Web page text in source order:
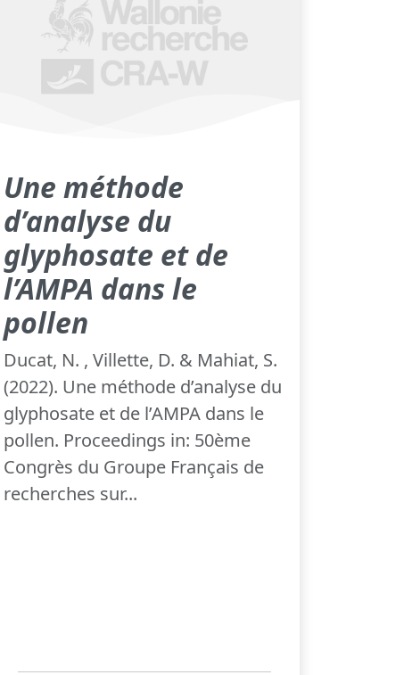
Une méthode
d’analyse du
glyphosate et de
l’AMPA dans le
pollen
Ducat, N. , Villette, D. & Mahiat, S.
(2022). Une méthode d’analyse du
glyphosate et de l’AMPA dans le
pollen. Proceedings in: 50ème
Congrès du Groupe Français de
recherches sur...